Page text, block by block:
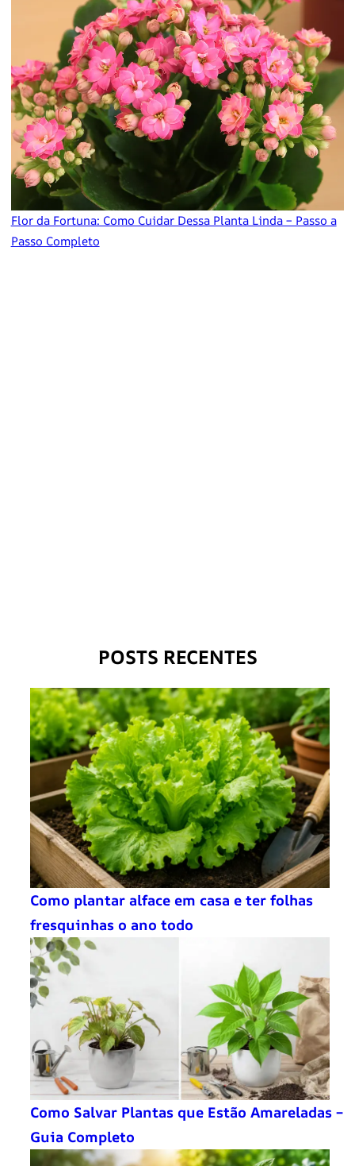
Flor da Fortuna: Como Cuidar Dessa Planta Linda – Passo a
Passo Completo
POSTS RECENTES
Como plantar alface em casa e ter folhas
fresquinhas o ano todo
Como Salvar Plantas que Estão Amareladas –
Guia Completo